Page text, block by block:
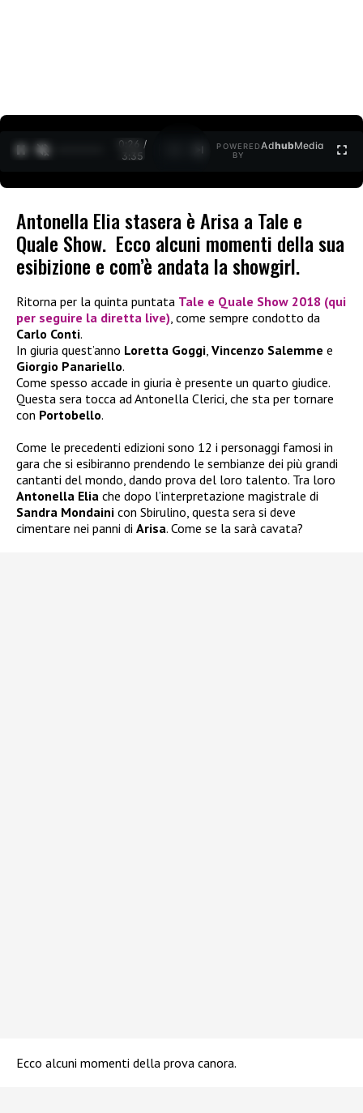
0:27 /
3:35
POWERED
BY
AdhubMedia
Antonella Elia stasera è Arisa a Tale e
Quale Show. Ecco alcuni momenti della sua
esibizione e com’è andata la showgirl.
Ritorna per la quinta puntata Tale e Quale Show 2018 (qui
per seguire la diretta live), come sempre condotto da
Carlo Conti.
In giuria quest’anno Loretta Goggi, Vincenzo Salemme e
Giorgio Panariello.
Come spesso accade in giuria è presente un quarto giudice.
Questa sera tocca ad Antonella Clerici, che sta per tornare
con Portobello.
Come le precedenti edizioni sono 12 i personaggi famosi in
gara che si esibiranno prendendo le sembianze dei più grandi
cantanti del mondo, dando prova del loro talento. Tra loro
Antonella Elia che dopo l’interpretazione magistrale di
Sandra Mondaini con Sbirulino, questa sera si deve
cimentare nei panni di Arisa. Come se la sarà cavata?
Ecco alcuni momenti della prova canora.